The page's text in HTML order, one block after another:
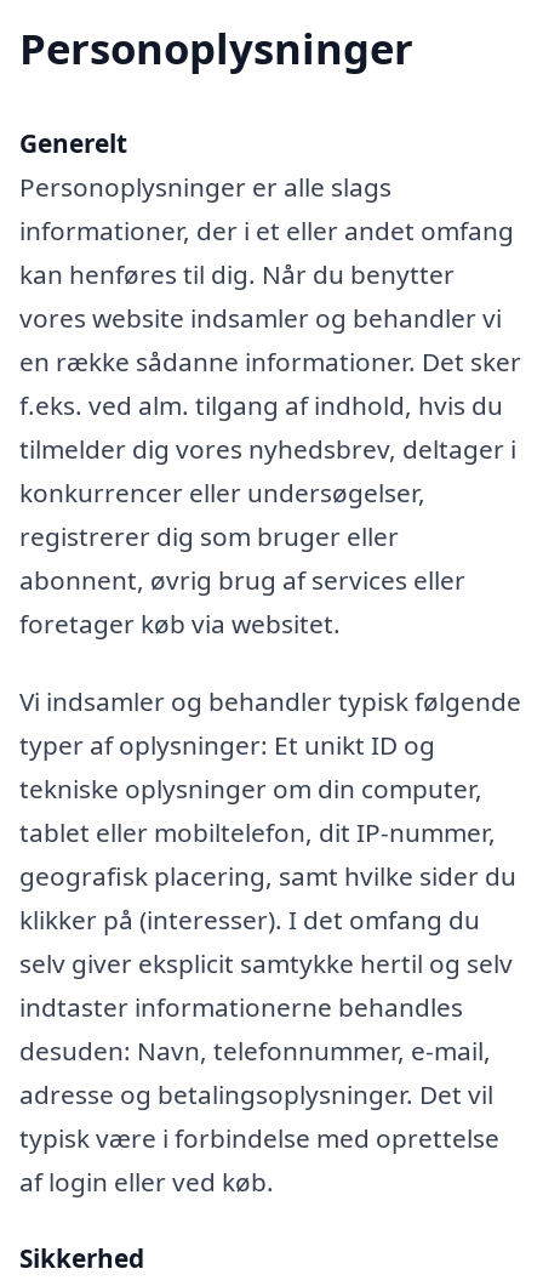
Personoplysninger
Generelt
Personoplysninger er alle slags
informationer, der i et eller andet omfang
kan henføres til dig. Når du benytter
vores website indsamler og behandler vi
en række sådanne informationer. Det sker
f.eks. ved alm. tilgang af indhold, hvis du
tilmelder dig vores nyhedsbrev, deltager i
konkurrencer eller undersøgelser,
registrerer dig som bruger eller
abonnent, øvrig brug af services eller
foretager køb via websitet.
Vi indsamler og behandler typisk følgende
typer af oplysninger: Et unikt ID og
tekniske oplysninger om din computer,
tablet eller mobiltelefon, dit IP-nummer,
geografisk placering, samt hvilke sider du
klikker på (interesser). I det omfang du
selv giver eksplicit samtykke hertil og selv
indtaster informationerne behandles
desuden: Navn, telefonnummer, e-mail,
adresse og betalingsoplysninger. Det vil
typisk være i forbindelse med oprettelse
af login eller ved køb.
Sikkerhed